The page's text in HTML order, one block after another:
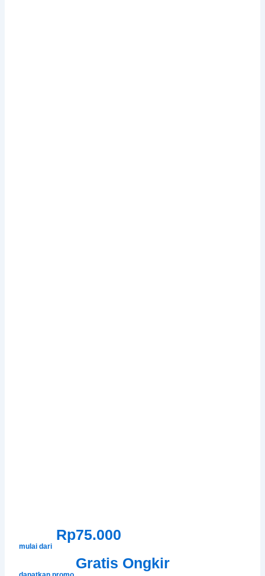
mulai dari
Rp75.000
Gratis Ongkir